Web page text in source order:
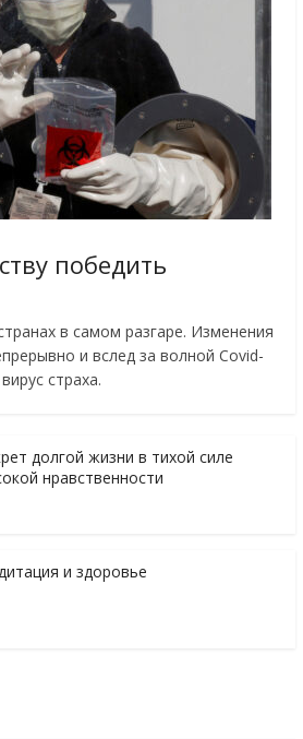
победить
в самом разгаре. Изменения
и вслед за волной Covid-
страха.
долгой жизни в тихой силе
нравственности
и здоровье